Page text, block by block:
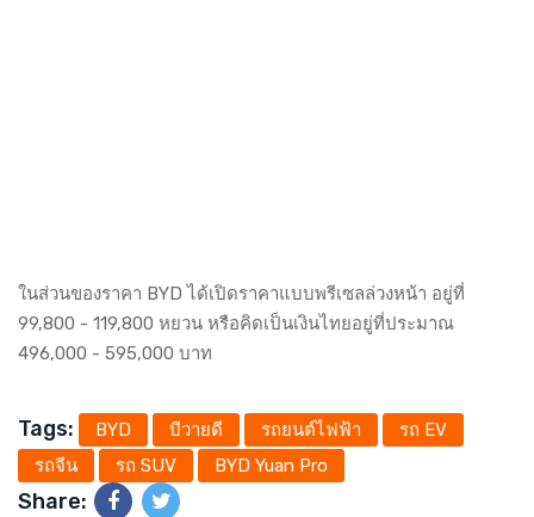
ในส่วนของราคา BYD ได้เปิดราคาแบบพรีเซลล่วงหน้า อยู่ที่
99,800 - 119,800 หยวน หรือคิดเป็นเงินไทยอยู่ที่ประมาณ
496,000 - 595,000 บาท
Tags: BYD บีวายดี รถยนต์ไฟฟ้า
รถ EV
รถจีน
รถ SUV BYD Yuan Pro
Share: